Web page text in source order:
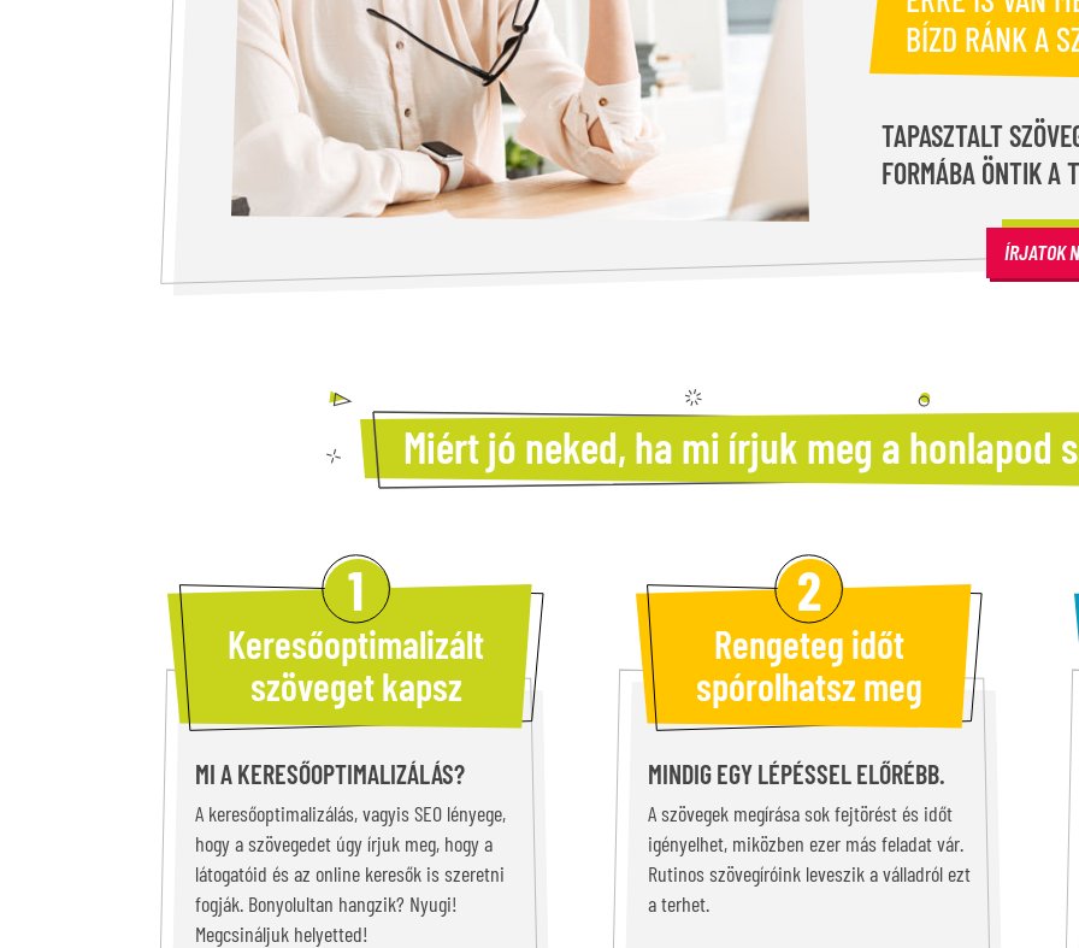
BÍZD RÁNK A
TAPASZTALT
FORMÁBA ÖNTIK A
ÍRJATOK
Miért jó neked, ha mi írjuk meg a honlapod
Keresőoptimalizált
szöveget kapsz
MI A KERESŐOPTIMALIZÁLÁS?
A keresőoptimalizálás, vagyis SEO lényege,
hogy a szövegedet úgy írjuk meg, hogy a
látogatóid és az online keresők is szeretni
fogják. Bonyolultan hangzik? Nyugi!
Megcsináljuk helyetted!
Rengeteg időt
spórolhatsz meg
MINDIG EGY LÉPÉSSEL ELŐRÉBB.
A szövegek megírása sok fejtörést és időt
igényelhet, miközben ezer más feladat vár.
Rutinos szövegíróink leveszik a válladról ezt
a terhet.